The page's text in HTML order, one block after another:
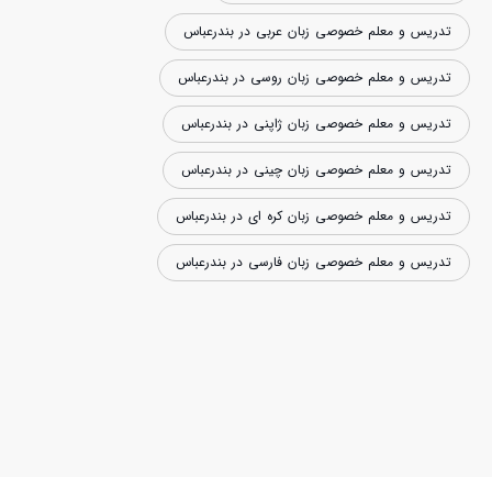
تدریس و معلم خصوصی زبان عربی در بندرعباس
تدریس و معلم خصوصی زبان روسی در بندرعباس
تدریس و معلم خصوصی زبان ژاپنی در بندرعباس
تدریس و معلم خصوصی زبان چینی در بندرعباس
تدریس و معلم خصوصی زبان کره ای در بندرعباس
تدریس و معلم خصوصی زبان فارسی در بندرعباس